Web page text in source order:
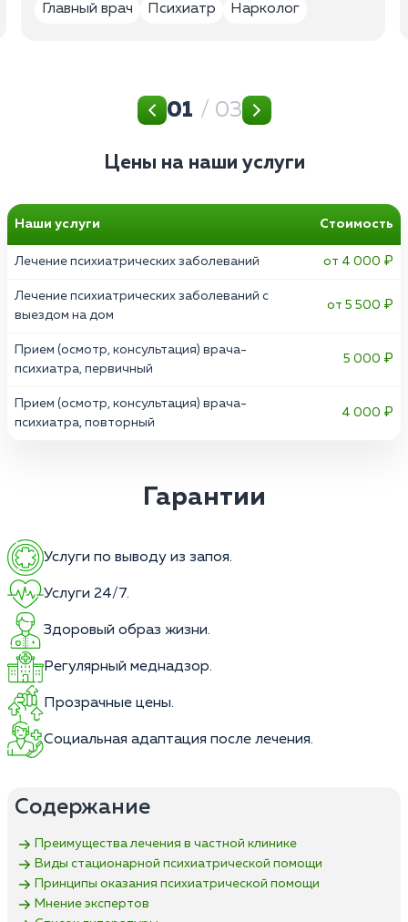
Главный врач
Психиатр Нарколог
01 / 03
Цены на наши услуги
Наши услуги Стоимость
Лечение психиатрических заболеваний от 4 000 ₽
Лечение психиатрических заболеваний с
выездом на дом
от 5 500 ₽
Прием (осмотр, консультация) врача-
психиатра, первичный
5 000 ₽
Прием (осмотр, консультация) врача-
психиатра, повторный
4 000 ₽
Гарантии
Услуги по выводу из запоя.
Услуги 24/7.
Здоровый образ жизни.
Регулярный меднадзор.
Прозрачные цены.
Социальная адаптация после лечения.
Содержание
Преимущества лечения в частной клинике
Виды стационарной психиатрической помощи
Принципы оказания психиатрической помощи
Мнение экспертов